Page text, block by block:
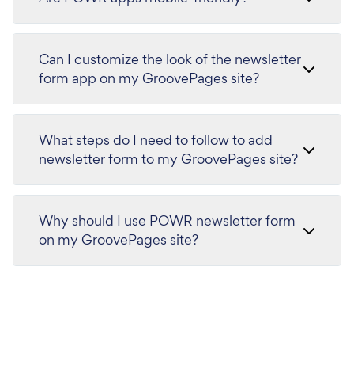
Can I customize the look of the newsletter
form app on my GroovePages site?
What steps do I need to follow to add
newsletter form to my GroovePages site?
Why should I use POWR newsletter form
on my GroovePages site?